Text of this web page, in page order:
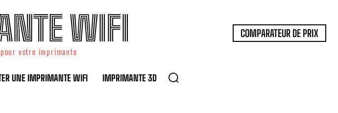
WIFI
votre imprimante
COMPARATEUR DE PRIX
UNE IMPRIMANTE WIFI IMPRIMANTE 3D